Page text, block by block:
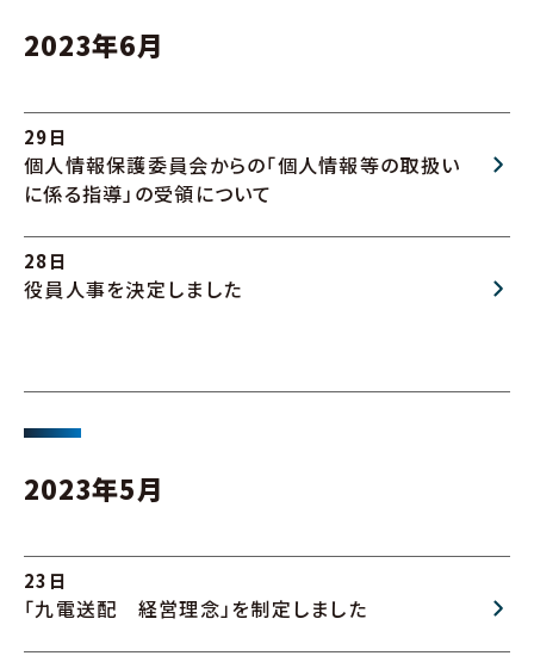
2023年6月
29日
個人情報保護委員会からの「個人情報等の取扱い
に係る指導」の受領について
28日
役員人事を決定しました
2023年5月
23日
「九電送配 経営理念」を制定しました